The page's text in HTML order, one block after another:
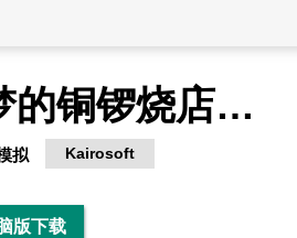
哆啦A梦的铜锣烧店物语
拟 Kairosoft
版下载